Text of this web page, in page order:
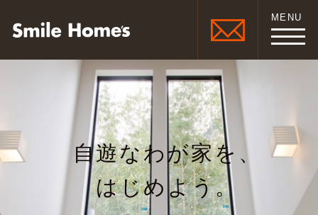
MENU
自遊なわが家を、
はじめよう。